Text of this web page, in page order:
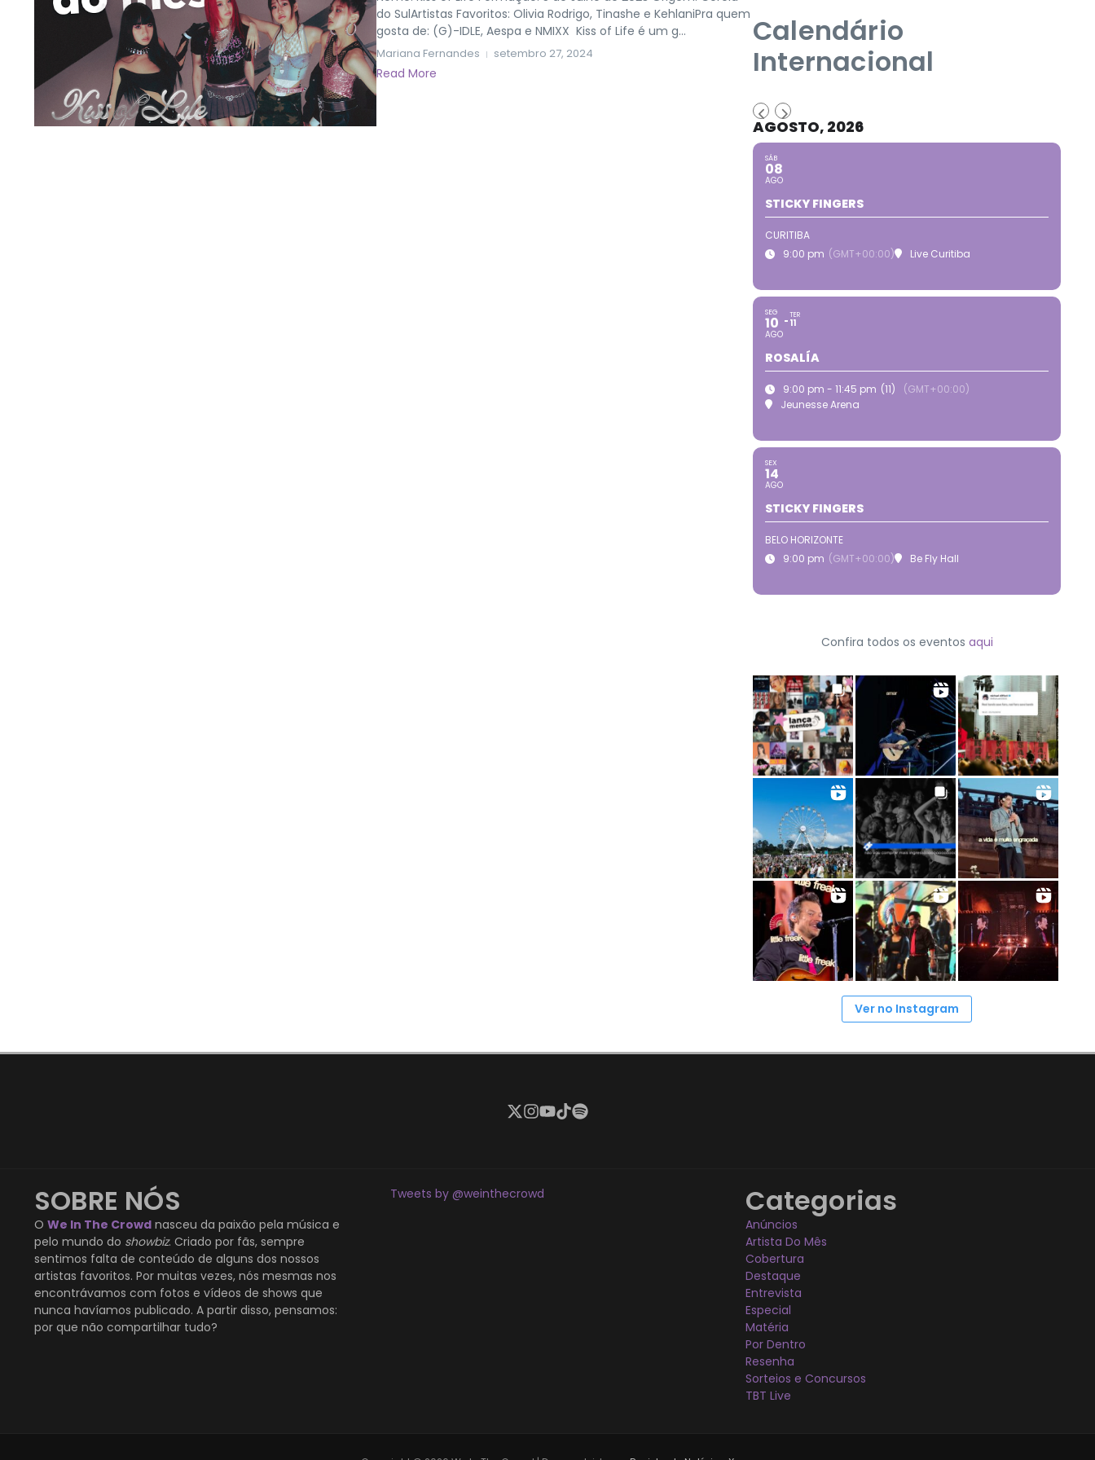
do SulArtistas Favoritos: Olivia Rodrigo, Tinashe e KehlaniPra quem
gosta de: (G)-IDLE, Aespa e NMIXX Kiss of Life é um g...
Mariana Fernandes setembro 27, 2024
Read More
Calendário
Internacional
AGOSTO, 2026
SÁB
08
AGO
STICKY FINGERS
CURITIBA
9:00 pm (GMT+00:00) Live Curitiba
SEG
10
AGO
TER
11
ROSALÍA
9:00 pm - 11:45 pm (11)
(GMT+00:00)
Jeunesse Arena
SEX
14
AGO
STICKY FINGERS
BELO HORIZONTE
9:00 pm (GMT+00:00) Be Fly Hall
Confira todos os eventos aqui
Ver no Instagram
SOBRE NÓS
O We In The Crowd nasceu da paixão pela música e
pelo mundo do showbiz. Criado por fãs, sempre
sentimos falta de conteúdo de alguns dos nossos
artistas favoritos. Por muitas vezes, nós mesmas nos
encontrávamos com fotos e vídeos de shows que
nunca havíamos publicado. A partir disso, pensamos:
por que não compartilhar tudo?
Tweets by @weinthecrowd Categorias
Anúncios
Artista Do Mês
Cobertura
Destaque
Entrevista
Especial
Matéria
Por Dentro
Resenha
Sorteios e Concursos
TBT Live